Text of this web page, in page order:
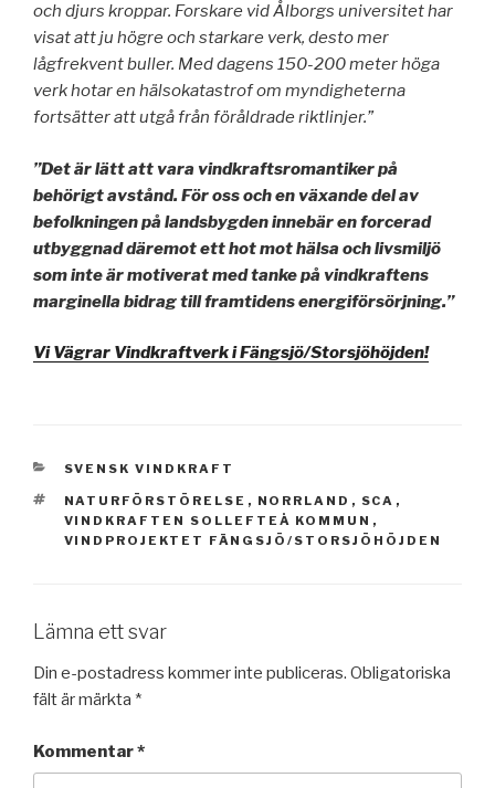
och djurs kroppar. Forskare vid Ålborgs universitet har
visat att ju högre och starkare verk, desto mer
lågfrekvent buller. Med dagens 150-200 meter höga
verk hotar en hälsokatastrof om myndigheterna
fortsätter att utgå från föråldrade riktlinjer.”
”Det är lätt att vara vindkraftsromantiker på
behörigt avstånd. För oss och en växande del av
befolkningen på landsbygden innebär en forcerad
utbyggnad däremot ett hot mot hälsa och livsmiljö
som inte är motiverat med tanke på vindkraftens
marginella bidrag till framtidens energiförsörjning.”
Vi Vägrar Vindkraftverk i Fängsjö/Storsjöhöjden!
KATEGORIER
SVENSK VINDKRAFT
TAGGAR
NATURFÖRSTÖRELSE , NORRLAND , SCA ,
VINDKRAFTEN SOLLEFTEÅ KOMMUN ,
VINDPROJEKTET FÄNGSJÖ/STORSJÖHÖJDEN
Lämna ett svar
Din e-postadress kommer inte publiceras. Obligatoriska
fält är märkta *
Kommentar*